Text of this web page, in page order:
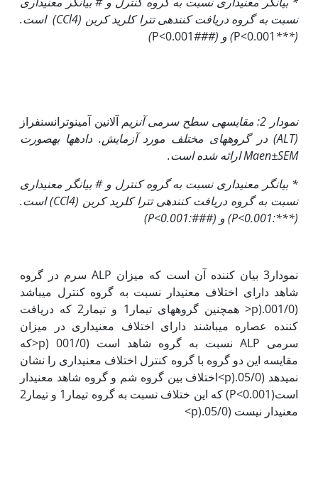
نسبت به گروه دریافت کننده­ی تترا کلرید کربن (CCl4)
است.
(
***
P<0.001) و (###
P<0.001
)
نمودار 2: مقایسه­ی سطح سرمی آنزیم
آلانین آمینوترانسنفراز
(
ALT) در گروه­های مختلف مورد آزمایش. داده‏ها به‏صورت
Maen±SEMارائه شده است.
* بیانگر معنی‏داری نسبت به گروه کنترل و# بیانگر معنی‏داری
نسبت به گروه دریافت کننده­ی تترا کلرید کربن (CCl4)
است.
(
***:P<0.001 ) و (###:P<0.001
)
نمودار3 بیان کننده آن است که میزان ALP سرم در گروه
شاهد دارای اختلاف معنی­دار نسبت به گروه کنترل می­باشد
(001/0.(p< همچنین گروه­های تیمار1 و تیمار2 که دریافت
کننده عصاره می­باشند دارای اختلاف معنی­داری در میزان
سرمی ALP نسبت به گروه شاهد است (001/0 (p<که
مقایسه این دو گروه با گروه کنترل اختلاف معنی­داری را نشان
نمی­­دهد (05/0.(p>اختلاف بین گروه شم و گروه شاهد معنی­دار
است(P<0.001) که این ختلاف نسبت به گروه تیمار1 و تیمار2
معنی­دار نیست (05/0.(p>